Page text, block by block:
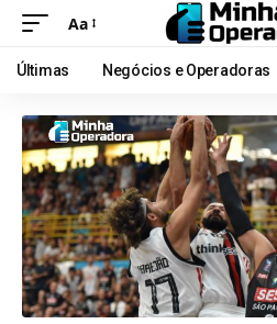
Aa
Últimas Negócios e Operadoras